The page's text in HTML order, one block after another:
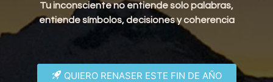
Tu inconsciente no entiende solo palabras,
entiende símbolos, decisiones y coherencia
QUIERO RENASER ESTE FIN DE AÑO